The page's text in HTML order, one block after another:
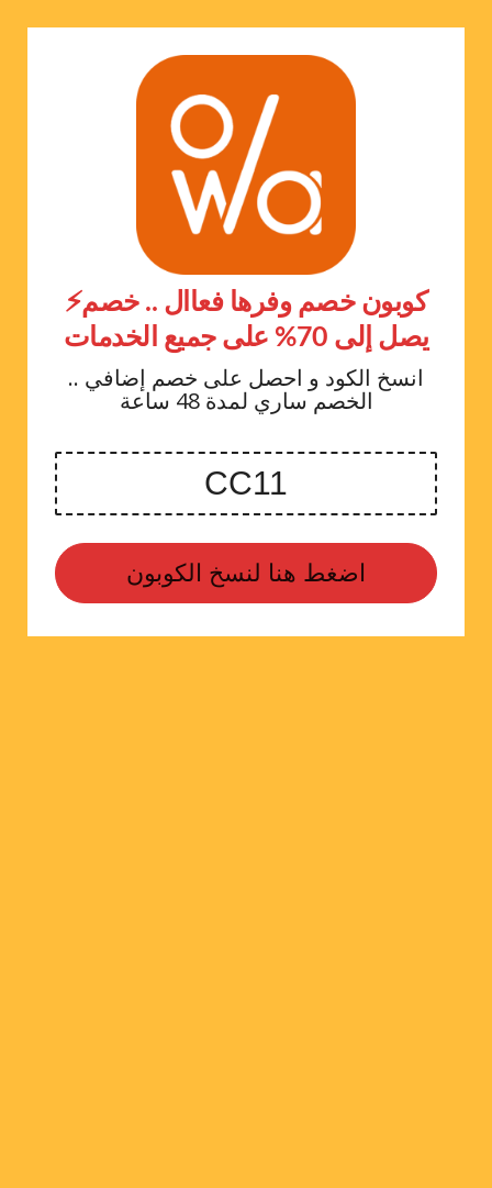
⚡كوبون خصم وفرها فعاال .. خصم
يصل إلى 70% على جميع الخدمات
انسخ الكود و احصل على خصم إضافي ..
الخصم ساري لمدة 48 ساعة
اضغط هنا لنسخ الكوبون